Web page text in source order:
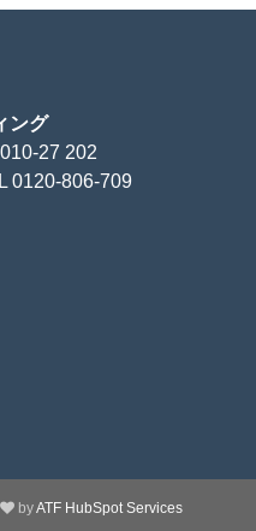
ング
27 202
0120-806-709
byATF HubSpot Services